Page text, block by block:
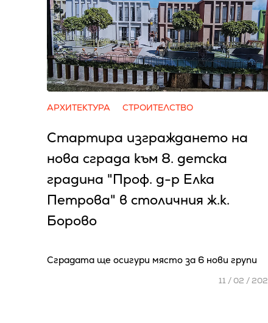
АРХИТЕКТУРА СТРОИТЕЛСТВО
Стартира изграждането на
нова сграда към 8. детска
градина "Проф. д-р Елка
Петрова" в столичния ж.к.
Борово
Сградата ще осигури място за 6 нови групи
11 / 02 /